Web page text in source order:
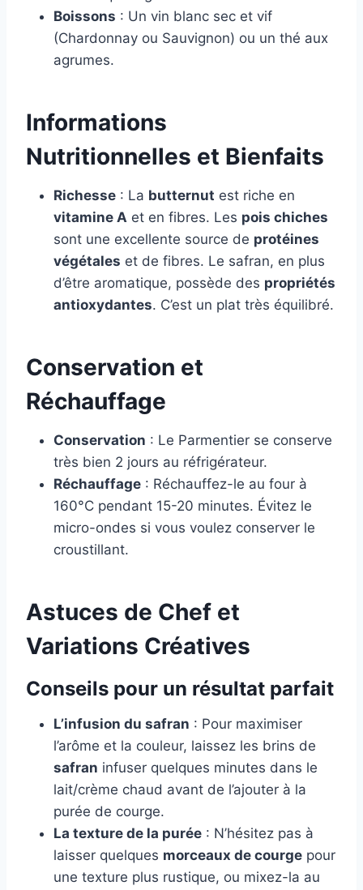
Boissons : Un vin blanc sec et vif
(Chardonnay ou Sauvignon) ou un thé aux
agrumes.
Informations
Nutritionnelles et Bienfaits
Richesse : La butternut est riche en
vitamine A et en fibres. Les pois chiches
sont une excellente source de protéines
végétales et de fibres. Le safran, en plus
d’être aromatique, possède des propriétés
antioxydantes. C’est un plat très équilibré.
Conservation et
Réchauffage
Conservation : Le Parmentier se conserve
très bien 2 jours au réfrigérateur.
Réchauffage : Réchauffez-le au four à
160°C pendant 15-20 minutes. Évitez le
micro-ondes si vous voulez conserver le
croustillant.
Astuces de Chef et
Variations Créatives
Conseils pour un résultat parfait
L’infusion du safran : Pour maximiser
l’arôme et la couleur, laissez les brins de
safran infuser quelques minutes dans le
lait/crème chaud avant de l’ajouter à la
purée de courge.
La texture de la purée : N’hésitez pas à
laisser quelques morceaux de courge pour
une texture plus rustique, ou mixez-la au